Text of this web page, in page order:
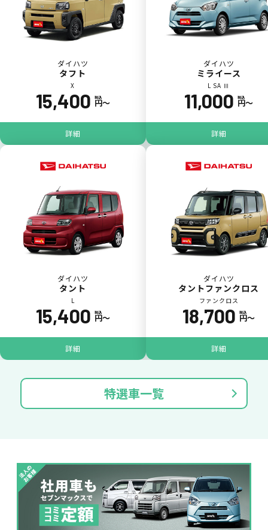
5
ジョイカル たすカッター3
パンク ガラス破損
落書き
いたずら
バンパー
破損
※たすカッターをご利用頂く場合、免責金額が１回あたり5,000円
ダイハツ
タフト
X
15,400 税込
円〜
詳細
ダイハツ
ミライース
L SA Ⅲ
11,000 税込
円〜
詳細
ダイハツ
タント
L
15,400 税込
円〜
詳細
ダイハツ
タントファンクロス
ファンクロス
18,700 税込
円〜
詳細
特選車一覧